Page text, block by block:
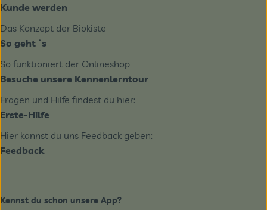
Kunde werden
Das Konzept der Biokiste
So geht´s
So funktioniert der Onlineshop
Besuche unsere Kennenlerntour
Fragen und Hilfe findest du hier:
Erste-Hilfe
Hier kannst du uns Feedback geben:
Feedback
Kennst du schon unsere App?